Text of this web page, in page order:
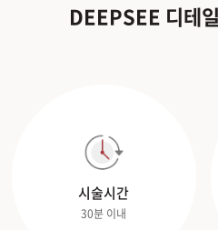
DEEPSEE 디테
시술시간
30분 이내